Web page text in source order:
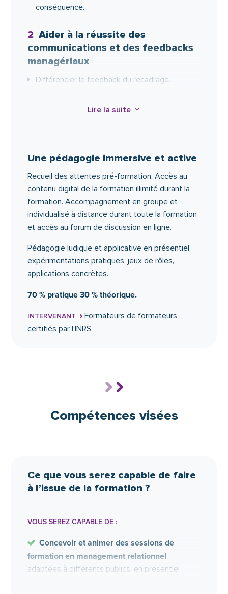
conséquence.
2 Aider à la réussite des
communications et des feedbacks
managériaux
Différencier le feedback du recadrage.
Préparer son feedback à l’écrit.
Réussir son feedback de progrès.
Définir la reconnaissance managériale.
Réussir son feedback de reconnaissance.
3Faciliter efficacement l’accueil
et la responsabilisation des
collaborateurs
Disponibilité et indisponibilité du manager.
Accueillir le collaborateur.
L’écoute active managériale.
Pratiquer le questionnement managérial.
4 Construire et animer une
formation en management
Mobiliser un savoir-faire et savoir-être
appropriés à la thématique.
S’exercer à la coconstruction de supports
Adapter sa pédagogie à son public.
Lire la suite 3
Une pédagogie immersive et active
Recueil des attentes pré-formation. Accès au
contenu digital de la formation illimité durant la
formation. Accompagnement en groupe et
individualisé à distance durant toute la formation
et accès au forum de discussion en ligne.
Pédagogie ludique et applicative en présentiel,
expérimentations pratiques, jeux de rôles,
applications concrètes.
70 % pratique 30 % théorique.
INTERVENANT Formateurs de formateurs
certifiés par l’INRS.
Compétences visées
Ce que vous serez capable de faire
à l’issue de la formation ?
VOUS SEREZ CAPABLE DE :
Concevoir et animer des sessions de
formation en management relationnel
adaptées à différents publics, en présentiel